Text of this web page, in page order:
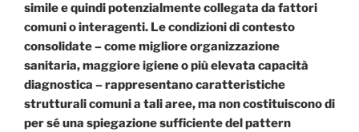
simile e quindi potenzialmente collegata da fattori
comuni o interagenti. Le condizioni di contesto
consolidate – come migliore organizzazione
sanitaria, maggiore igiene o più elevata capacità
diagnostica – rappresentano caratteristiche
strutturali comuni a tali aree, ma non costituiscono di
per sé una spiegazione sufficiente del pattern